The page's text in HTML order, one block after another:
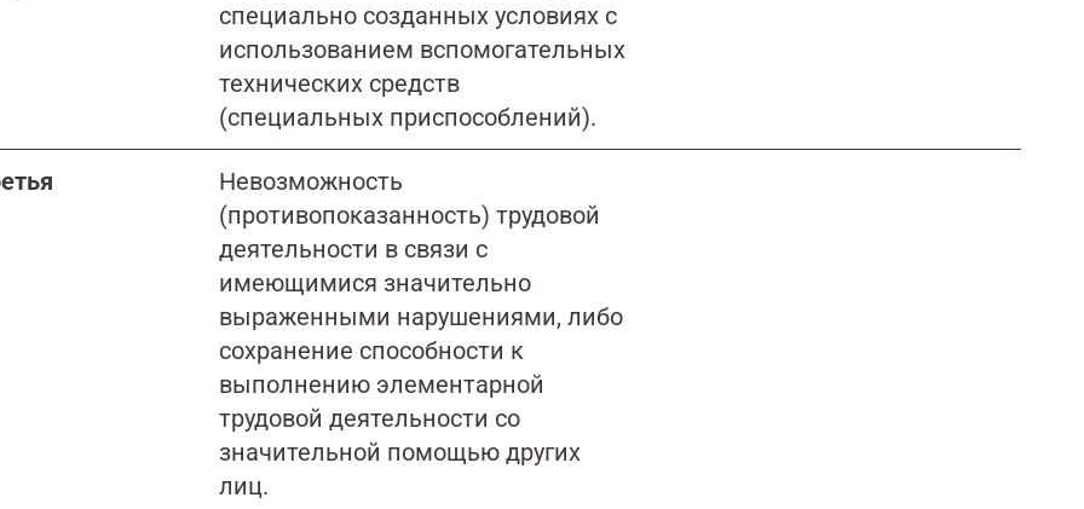
специально созданных условиях с
использованием вспомогательных
технических средств
(специальных приспособлений).
Невозможность
(противопоказанность) трудовой
деятельности в связи с
имеющимися значительно
выраженными нарушениями, либо
сохранение способности к
выполнению элементарной
трудовой деятельности со
значительной помощью других
лиц.